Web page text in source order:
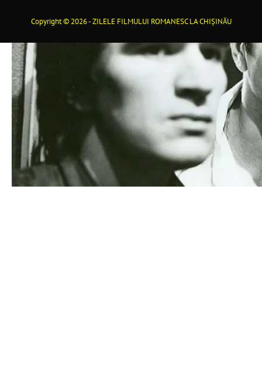
Copyright © 2026 - ZILELE FILMULUI ROMANESC LA CHIȘINĂU